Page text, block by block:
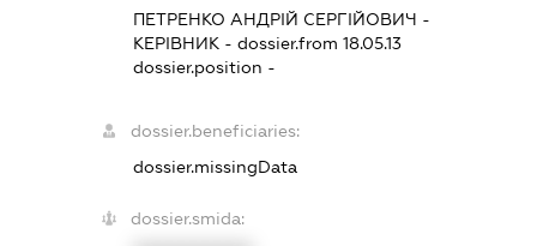
ПЕТРЕНКО АНДРІЙ СЕРГІЙОВИЧ -
КЕРІВНИК - dossier.from 18.05.13
dossier.position -
dossier.beneficiaries:
dossier.missingData
dossier.smida: